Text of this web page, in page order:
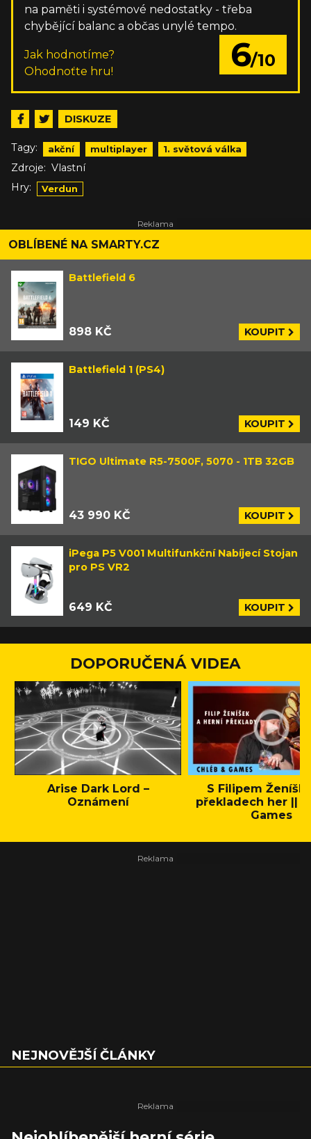
OBLÍBENÉ NA SMARTY.CZ
Battlefield 6
898 KČ KOUPIT
Battlefield 1 (PS4)
149 KČ KOUPIT
TIGO Ultimate R5-7500F, 5070 - 1TB 32GB
43 990 KČ KOUPIT
iPega P5 V001 Multifunkční Nabíjecí Stojan
pro PS VR2
649 KČ KOUPIT
na paměti i systémové nedostatky - třeba
chybějící balanc a občas unylé tempo.
6/10
Jak hodnotíme?
Ohodnoťte hru!
DISKUZE
Tagy: akční multiplayer 1. světová válka
Zdroje: Vlastní
Hry:
Verdun
DOPORUČENÁ VIDEA
Arise Dark Lord –
Oznámení
S Filipem
překladech her ||
Games
NEJNOVĚJŠÍ ČLÁNKY